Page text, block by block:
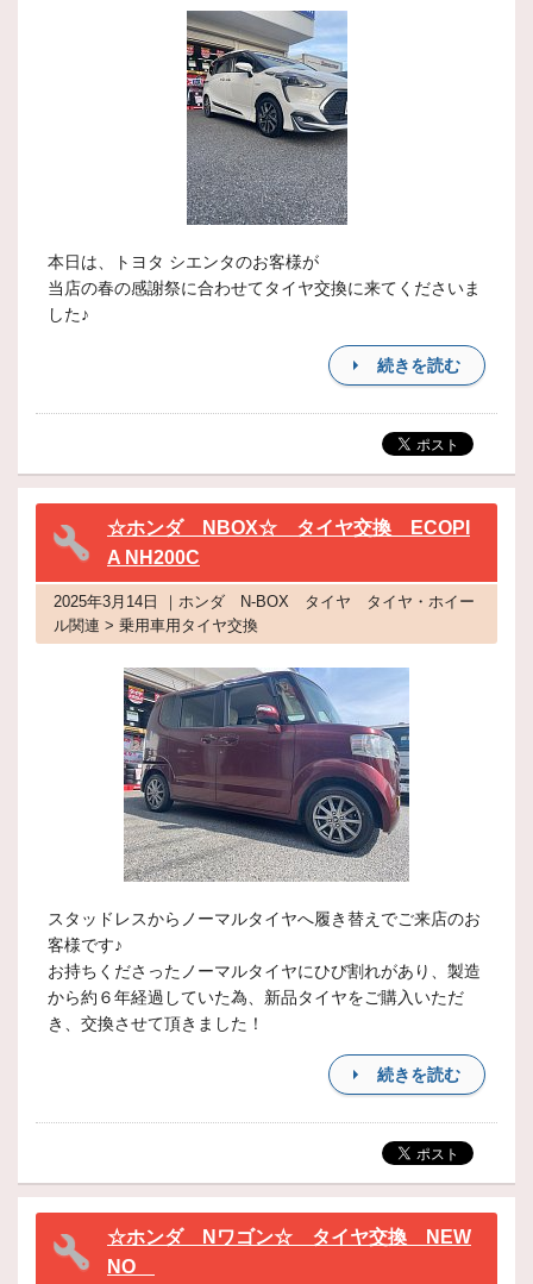
本日は、トヨタ シエンタのお客様が
当店の春の感謝祭に合わせてタイヤ交換に来てくださいま
した♪
続きを読む
☆ホンダ NBOX☆ タイヤ交換 ECOPI
A NH200C
2025年3月14日 ｜ホンダ N-BОX タイヤ タイヤ・ホイー
ル関連 > 乗用車用タイヤ交換
スタッドレスからノーマルタイヤへ履き替えでご来店のお
客様です♪
お持ちくださったノーマルタイヤにひび割れがあり、製造
から約６年経過していた為、新品タイヤをご購入いただ
き、交換させて頂きました！
続きを読む
☆ホンダ Nワゴン☆ タイヤ交換 NEW
NO